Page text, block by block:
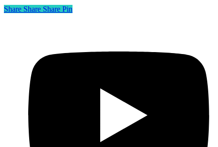
Share
Share Share Share Pin